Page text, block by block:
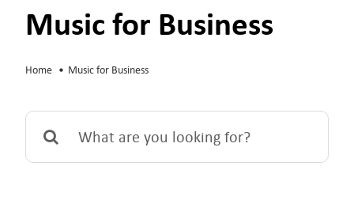
Prueba gratis
Music for Business
Home Music for Business
Search